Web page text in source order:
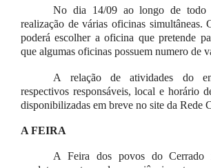
No dia 14/09 ao longo de todo
realização de várias oficinas simultâneas.
poderá escolher a oficina que pretende
que algumas oficinas possuem numero de
A relação de atividades do
respectivos responsáveis, local e horário
disponibilizadas em breve no site da Rede
A FEIRA
A Feira dos povos do Cerrado